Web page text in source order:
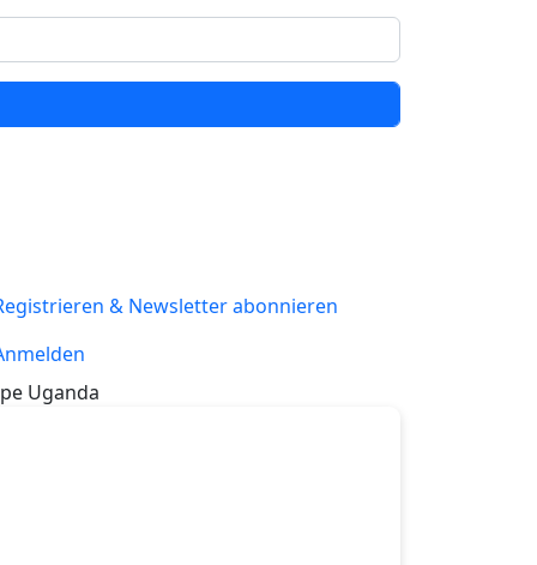
& Newsletter abonnieren
Uganda